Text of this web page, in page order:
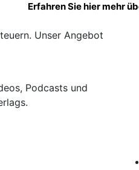
Erfahren Sie hier mehr
Unser Angebot
Podcasts und